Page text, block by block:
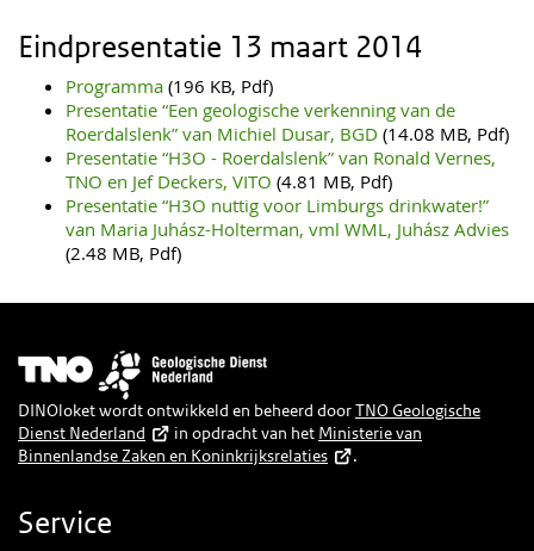
Eindpresentatie 13 maart 2014
Programma (196 KB, Pdf)
Presentatie “Een geologische verkenning van de
Roerdalslenk” van Michiel Dusar, BGD (14.08 MB, Pdf)
Presentatie “H3O - Roerdalslenk” van Ronald Vernes,
TNO en Jef Deckers, VITO (4.81 MB, Pdf)
Presentatie “H3O nuttig voor Limburgs drinkwater!”
van Maria Juhász-Holterman, vml WML, Juhász Advies
(2.48 MB, Pdf)
Afbeelding
DINOloket wordt ontwikkeld en beheerd doorTNO Geologische
Dienst Nederland
in opdracht van het Ministerie van
Binnenlandse Zaken en Koninkrijksrelaties
.
Service